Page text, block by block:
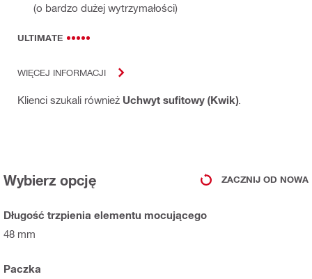
(o bardzo dużej wytrzymałości)
ULTIMATE
WIĘCEJ INFORMACJI
Klienci szukali również Uchwyt sufitowy (Kwik)
Wybierz opcję ZACZNIJ OD NOWA
Długość trzpienia elementu mocującego
48 mm
Paczka